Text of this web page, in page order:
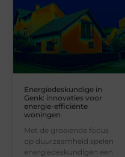
Energiedeskundige in
Genk: innovaties voor
energie-efficiënte
woningen
Met de groeiende focus
op duurzaamheid spelen
energiedeskundigen een